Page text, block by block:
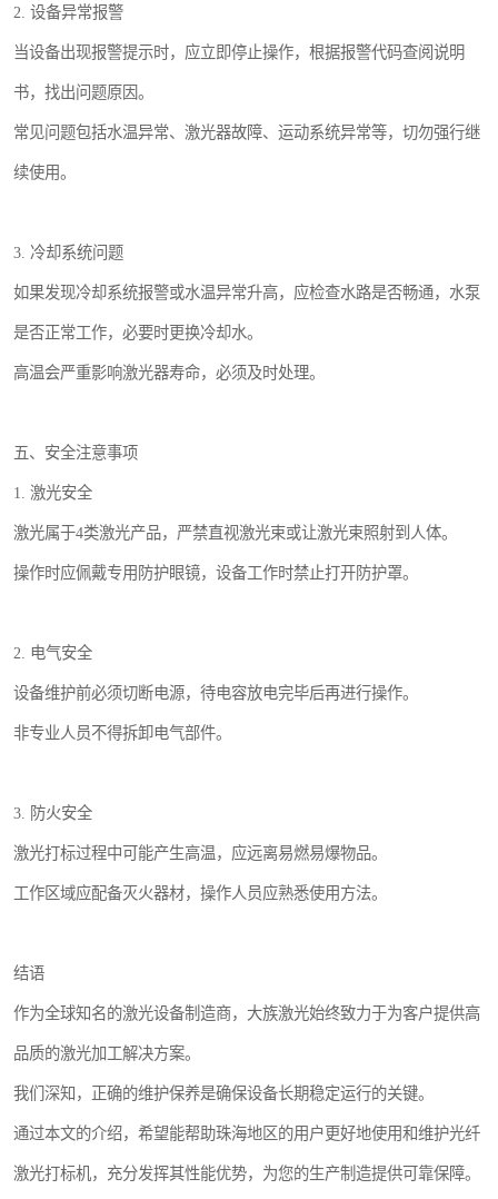
2. 设备异常报警
当设备出现报警提示时，应立即停止操作，根据报警代码查阅说明
书，找出问题原因。
常见问题包括水温异常、激光器故障、运动系统异常等，切勿强行继
续使用。
3. 冷却系统问题
如果发现冷却系统报警或水温异常升高，应检查水路是否畅通，水泵
是否正常工作，必要时更换冷却水。
高温会严重影响激光器寿命，必须及时处理。
五、安全注意事项
1. 激光安全
激光属于4类激光产品，严禁直视激光束或让激光束照射到人体。
操作时应佩戴专用防护眼镜，设备工作时禁止打开防护罩。
2. 电气安全
设备维护前必须切断电源，待电容放电完毕后再进行操作。
非专业人员不得拆卸电气部件。
3. 防火安全
激光打标过程中可能产生高温，应远离易燃易爆物品。
工作区域应配备灭火器材，操作人员应熟悉使用方法。
结语
作为全球知名的激光设备制造商，大族激光始终致力于为客户提供高
品质的激光加工解决方案。
我们深知，正确的维护保养是确保设备长期稳定运行的关键。
通过本文的介绍，希望能帮助珠海地区的用户更好地使用和维护光纤
激光打标机，充分发挥其性能优势，为您的生产制造提供可靠保障。